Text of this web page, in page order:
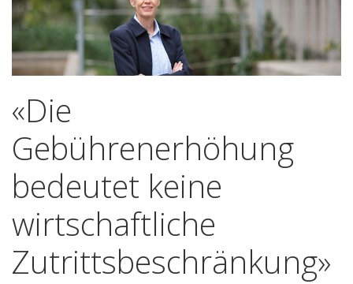
«Die
Gebührenerhöhung
bedeutet keine
wirtschaftliche
Zutrittsbeschränkung»